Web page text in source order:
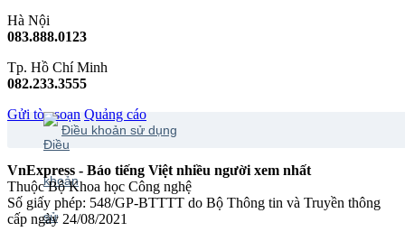
Hà Nội
083.888.0123
Tp. Hồ Chí Minh
082.233.3555
Gửi tòa soạn Quảng cáo
Điều khoản sử dụng
VnExpress - Báo tiếng Việt nhiều người xem nhất
Thuộc Bộ Khoa học Công nghệ
Số giấy phép: 548/GP-BTTTT do Bộ Thông tin và Truyền thông
cấp ngày 24/08/2021